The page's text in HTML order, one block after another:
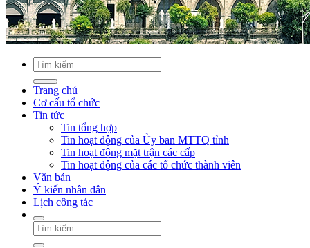
Trang chủ
Cơ cấu tổ chức
Tin tức
Tin tổng hợp
Tin hoạt động của Ủy ban MTTQ tỉnh
Tin hoạt động mặt trận các cấp
Tin hoạt động của các tổ chức thành viên
Văn bản
Ý kiến nhân dân
Lịch công tác